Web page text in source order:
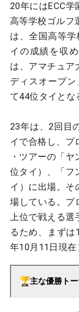
20年にはECC
高等学校ゴルフ
は、全国高等
イの成績を収
は、アマチュア
ディスオープ
て44位タイとな
23年は、2回目
イで合格し、プ
・ツアーの「
位タイ）、「フ
イ）に出場。そ
場している。プ
上位で戦える
るため、まず
年10月11日現在
主な優勝ト